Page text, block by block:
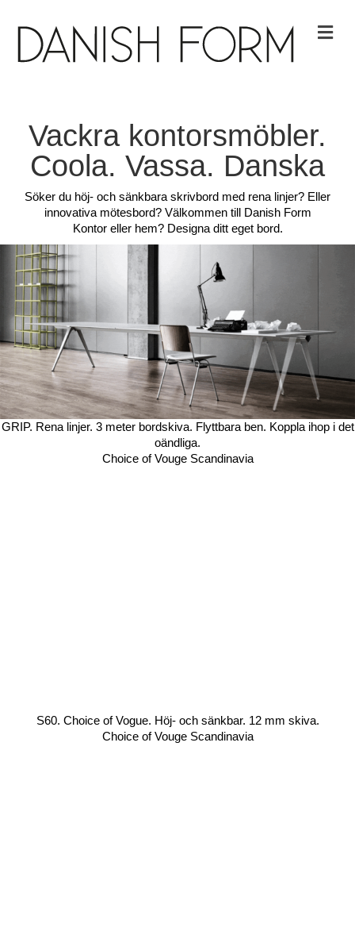
Vackra kontorsmöbler.
Coola. Vassa. Danska
Söker du höj- och sänkbara skrivbord med rena linjer? Eller
innovativa mötesbord? Välkommen till Danish Form
Kontor eller hem? Designa ditt eget bord.
GRIP. Rena linjer. 3 meter bordskiva. Flyttbara ben. Koppla ihop i det
oändliga.
Choice of Vouge Scandinavia
S60. Choice of Vogue. Höj- och sänkbar. 12 mm skiva.
Choice of Vouge Scandinavia